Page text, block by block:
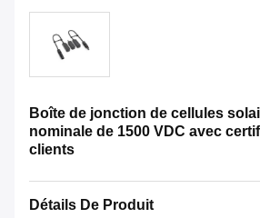
Boîte de jonction de cellules
nominale de 1500 VDC avec
clients
Détails De Produit